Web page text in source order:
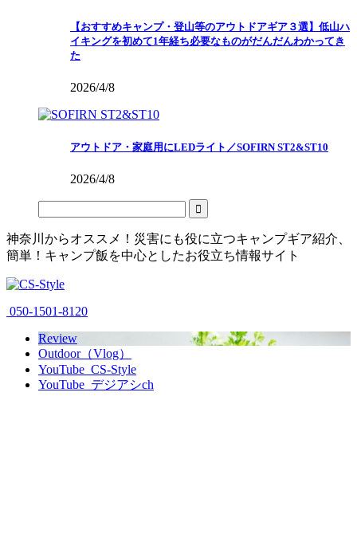
【おすすめキャンプ・登山等のアウトドアギア３選】低山ハ
イキングを初めて1年経ち必要なものがだんだんわかってき
た
2026/4/8
アウトドア・家庭用にLEDライト／SOFIRN ST2&ST10
2026/4/8
神奈川からオススメ！災害にも役に立つキャンプギア紹介、
簡単！キャンプ飯を中心としたお役立ち情報サイト
050-1501-8120
Review
Outdoor（Vlog）
YouTube_CS-Style
YouTube_デジアシch